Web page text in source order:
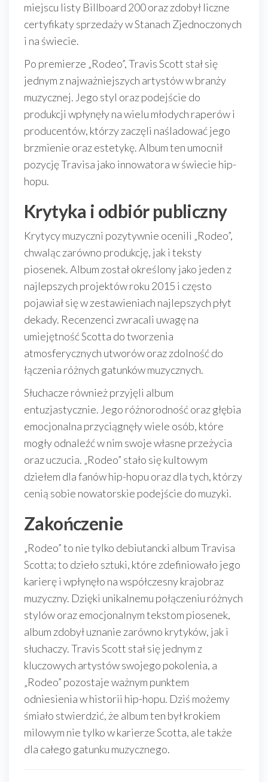
miejscu listy Billboard 200 oraz zdobył liczne
certyfikaty sprzedaży w Stanach Zjednoczonych
i na świecie.
Po premierze „Rodeo”, Travis Scott stał się
jednym z najważniejszych artystów w branży
muzycznej. Jego styl oraz podejście do
produkcji wpłynęły na wielu młodych raperów i
producentów, którzy zaczęli naśladować jego
brzmienie oraz estetykę. Album ten umocnił
pozycję Travisa jako innowatora w świecie hip-
hopu.
Krytyka i odbiór publiczny
Krytycy muzyczni pozytywnie ocenili „Rodeo”,
chwaląc zarówno produkcję, jak i teksty
piosenek. Album został określony jako jeden z
najlepszych projektów roku 2015 i często
pojawiał się w zestawieniach najlepszych płyt
dekady. Recenzenci zwracali uwagę na
umiejętność Scotta do tworzenia
atmosferycznych utworów oraz zdolność do
łączenia różnych gatunków muzycznych.
Słuchacze również przyjęli album
entuzjastycznie. Jego różnorodność oraz głębia
emocjonalna przyciągnęły wiele osób, które
mogły odnaleźć w nim swoje własne przeżycia
oraz uczucia. „Rodeo” stało się kultowym
dziełem dla fanów hip-hopu oraz dla tych, którzy
cenią sobie nowatorskie podejście do muzyki.
Zakończenie
„Rodeo” to nie tylko debiutancki album Travisa
Scotta; to dzieło sztuki, które zdefiniowało jego
karierę i wpłynęło na współczesny krajobraz
muzyczny. Dzięki unikalnemu połączeniu różnych
stylów oraz emocjonalnym tekstom piosenek,
album zdobył uznanie zarówno krytyków, jak i
słuchaczy. Travis Scott stał się jednym z
kluczowych artystów swojego pokolenia, a
„Rodeo” pozostaje ważnym punktem
odniesienia w historii hip-hopu. Dziś możemy
śmiało stwierdzić, że album ten był krokiem
milowym nie tylko w karierze Scotta, ale także
dla całego gatunku muzycznego.